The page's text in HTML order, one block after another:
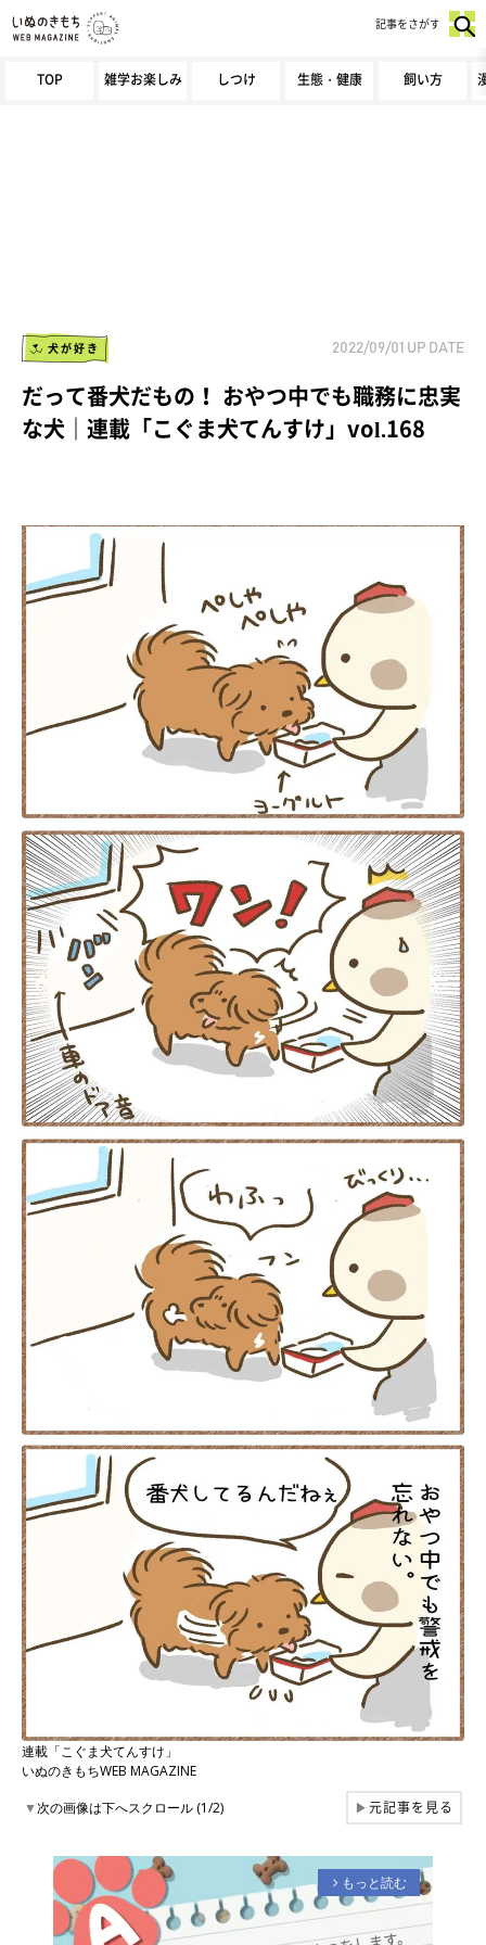
TOP 雑学お楽しみ しつけ 生態・健康 飼い方
記事をさがす
犬が好き 2022/09/01 UP DATE
だって番犬だもの！ おやつ中でも職務に忠実
な犬｜連載「こぐま犬てんすけ」vol.168
連載「こぐま犬てんすけ」
いぬのきもちWEB MAGAZINE
▼次の画像は下へスクロール (1/2) ▶元記事を見る
arrow_forward_ios もっと読む